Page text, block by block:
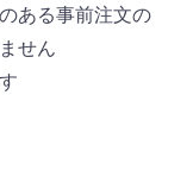
ある事前注文の
せん